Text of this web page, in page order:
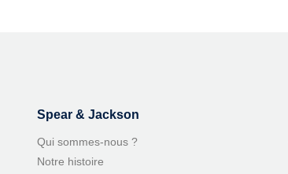
Spear & Jackson
Qui sommes-nous ?
Notre histoire